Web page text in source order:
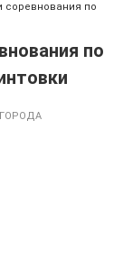
соревнования по
по